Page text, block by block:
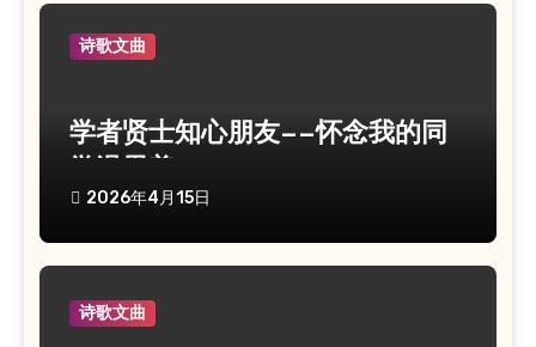
诗歌文曲
学者贤士知心朋友——怀念我的同
2026年4月15日
诗歌文曲